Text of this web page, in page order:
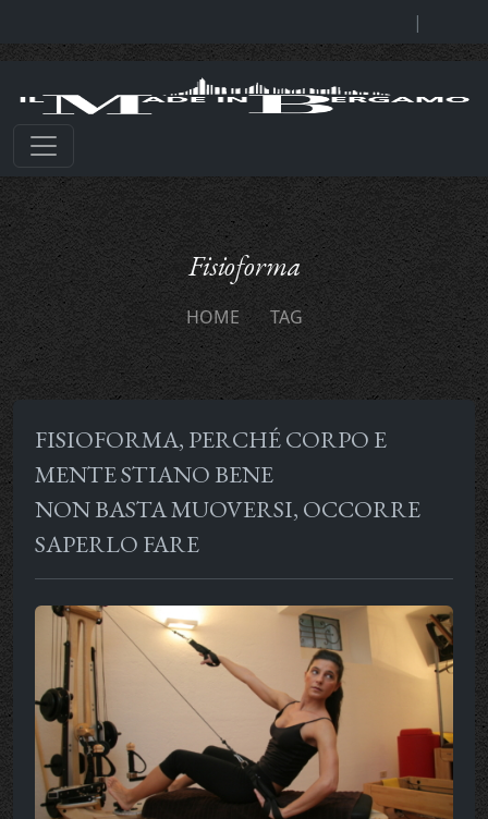
|
Fisioforma
HOME TAG
FISIOFORMA, PERCHÉ CORPO E
MENTE STIANO BENE
NON BASTA MUOVERSI, OCCORRE
SAPERLO FARE